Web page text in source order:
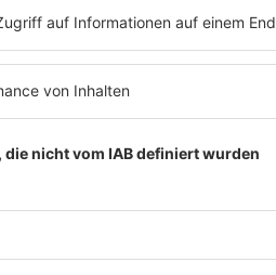
Realisierung von Synergien zwischen
Veranstaltung